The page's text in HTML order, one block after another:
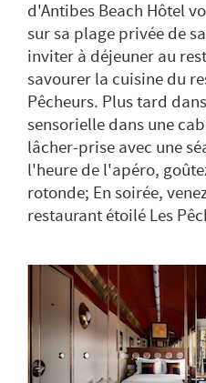
d'Antibes Beach Hôtel
sur sa plage privée de
inviter à déjeuner au
savourer la cuisine du
Pêcheurs. Plus tard
sensorielle dans une
lâcher-prise avec une
l'heure de l'apéro,
rotonde; En soirée,
restaurant étoilé Les